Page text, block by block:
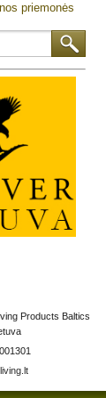
priemonės
Products Baltics